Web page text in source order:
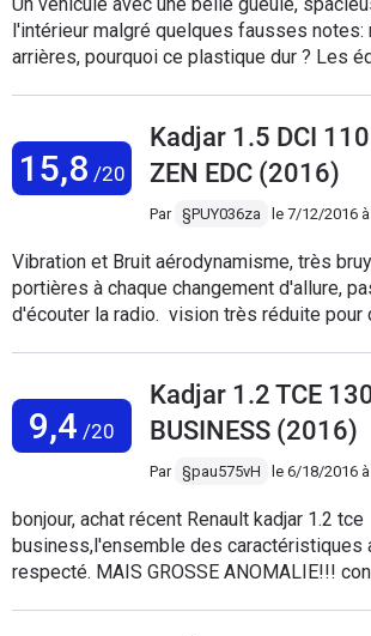
l'intérieur malgré quelques fausses
arrières, pourquoi ce plastique dur ? Les
rétractables,vitres a impulsion partout
qu'ils seront corrigés lors du prochain
en vendraient encore plus si il avaient
(j'avais vu tout ça avant l'achat ça m'a pas
très bien équipé malgré les manques cité
très content de mon achat .
15,8 /20
Kadjar 1.5 DCI 110
ZEN EDC (2016)
Par §PUY036za le 7/12/2016
Vibration et Bruit aérodynamisme, très
portières à chaque changement d'allure,
d'écouter la radio. vision très réduite pour
compliquée. Conduite et boite de vitesse
9,4 /20
Kadjar 1.2 TCE
BUSINESS (2016)
Par §pau575vH le 6/18/2016
bonjour, achat récent Renault kadjar 1.2 tce
business,l'ensemble des caractéristiques
respecté. MAIS GROSSE ANOMALIE!!! constatée dès la